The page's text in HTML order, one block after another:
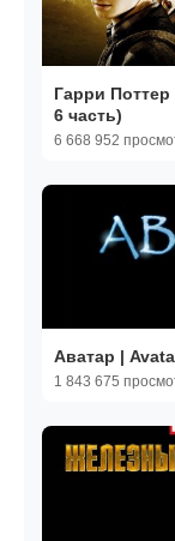
Гарри
6 часть)
6 668 952
Аватар |
1 843 675